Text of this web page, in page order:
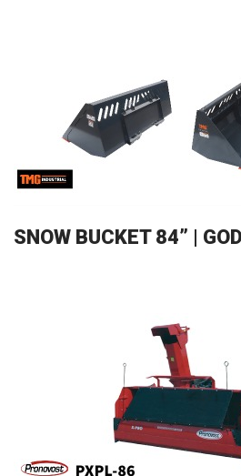
SNOW BUCKET 84” |